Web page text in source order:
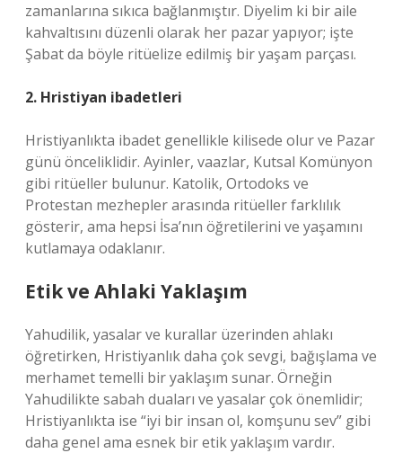
zamanlarına sıkıca bağlanmıştır. Diyelim ki bir aile
kahvaltısını düzenli olarak her pazar yapıyor; işte
Şabat da böyle ritüelize edilmiş bir yaşam parçası.
2. Hristiyan ibadetleri
Hristiyanlıkta ibadet genellikle kilisede olur ve Pazar
günü önceliklidir. Ayinler, vaazlar, Kutsal Komünyon
gibi ritüeller bulunur. Katolik, Ortodoks ve
Protestan mezhepler arasında ritüeller farklılık
gösterir, ama hepsi İsa’nın öğretilerini ve yaşamını
kutlamaya odaklanır.
Etik ve Ahlaki Yaklaşım
Yahudilik, yasalar ve kurallar üzerinden ahlakı
öğretirken, Hristiyanlık daha çok sevgi, bağışlama ve
merhamet temelli bir yaklaşım sunar. Örneğin
Yahudilikte sabah duaları ve yasalar çok önemlidir;
Hristiyanlıkta ise “iyi bir insan ol, komşunu sev” gibi
daha genel ama esnek bir etik yaklaşım vardır.